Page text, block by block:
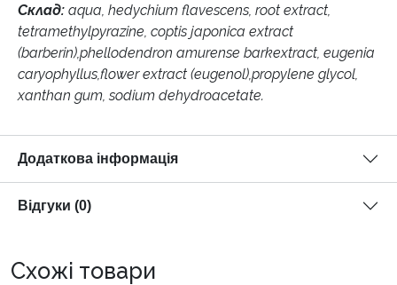
Склад: aqua, hedychium flavescens, root extract,
tetramethylpyrazine, coptis japonica extract
(barberin),phellodendron amurense barkextract, eugenia
caryophyllus,flower extract (eugenol),propylene glycol,
xanthan gum,sodium dehydroacetate.
Додаткова інформація
Відгуки (0)
Схожі товари